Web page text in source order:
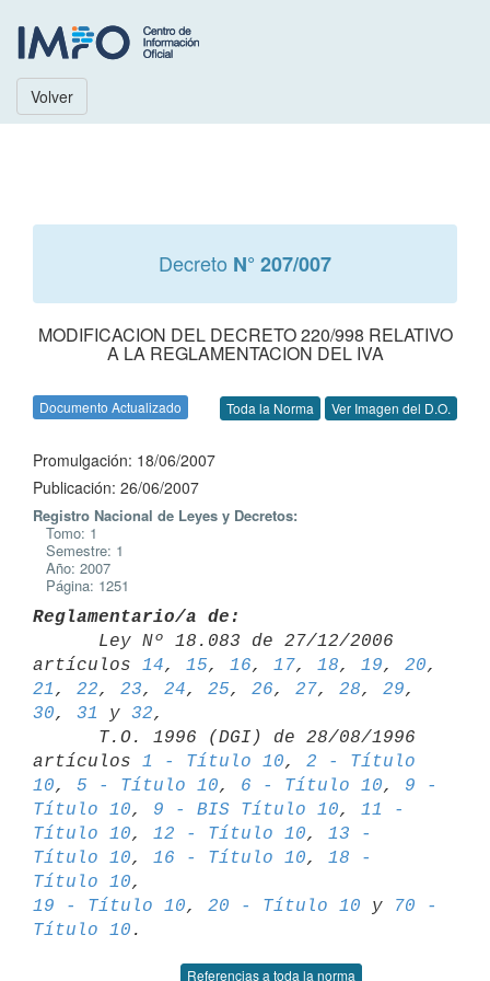
Volver
Decreto N° 207/007
MODIFICACION DEL DECRETO 220/998 RELATIVO
A LA REGLAMENTACION DEL IVA
Documento Actualizado Toda la Norma Ver Imagen del D.O.
Promulgación: 18/06/2007
Publicación: 26/06/2007
Registro Nacional de Leyes y Decretos:
Tomo: 1
Semestre: 1
Año: 2007
Página: 1251
Reglamentario/a de:
artículos 14, 15, 16, 17, 18, 19, 20
21 , 22, 23, 24, 25, 26, 27, 28, 29
30, 31 y 32,
artículos 1 - Título 10, 2 - Título
10, 5 - Título 10, 6 - Título 10, 9 -
Título 10, 9 - BIS Título 10, 11 -
Título 10, 12 - Título 10, 13 -
Título 10, 16 - Título 10, 18 -
Título 10
19 - Título 10, 20 - Título 10 y
70 -
Título 10
Referencias a toda la norma